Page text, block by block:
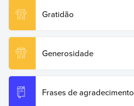
Gratidão
Generosidade
Frases de agradecimento